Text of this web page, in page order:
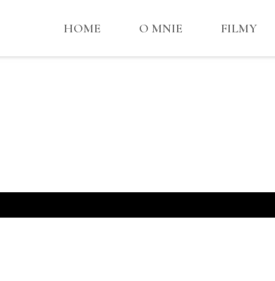
HOME O MNIE FILMY